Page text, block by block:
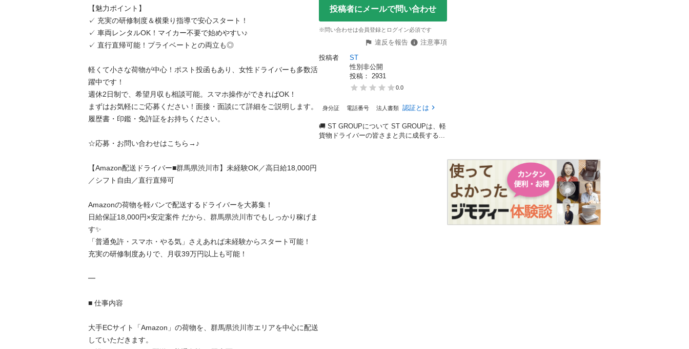
【魅力ポイント】
✓ 充実の研修制度＆横乗り指導で安心スタート！
✓ 車両レンタルOK！マイカー不要で始めやすい♪
✓ 直行直帰可能！プライベートとの両立も◎
軽くて小さな荷物が中心！ポスト投函もあり、女性ドライバーも多数活
躍中です！
週休2日制で、希望月収も相談可能。スマホ操作ができればOK！
まずはお気軽にご応募ください！面接・面談にて詳細をご説明します。
履歴書・印鑑・免許証をお持ちください。
☆応募・お問い合わせはこちら→♪
【Amazon配送ドライバー■群馬県渋川市】未経験OK／高日給18,000円
／シフト自由／直行直帰可
Amazonの荷物を軽バンで配送するドライバーを大募集！
日給保証18,000円×安定案件 だから、群馬県渋川市でもしっかり稼げま
す✨
「普通免許・スマホ・やる気」さえあれば未経験からスタート可能！
充実の研修制度ありで、月収39万円以上も可能！
━
■ 仕事内容
大手ECサイト「Amazon」の荷物を、群馬県渋川市エリアを中心に配送
していただきます。
投稿者にメールで問い合わせ
※問い合わせは会員登録とログイン必須です
違反を報告
注意事項
投稿者
ST
性別非公開
投稿： 2931
0.0
身分証 電話番号 法人書類 認証とは
🚚 ST GROUPについて ST GROUPは、軽
貨物ドライバーの皆さまと共に成長する...